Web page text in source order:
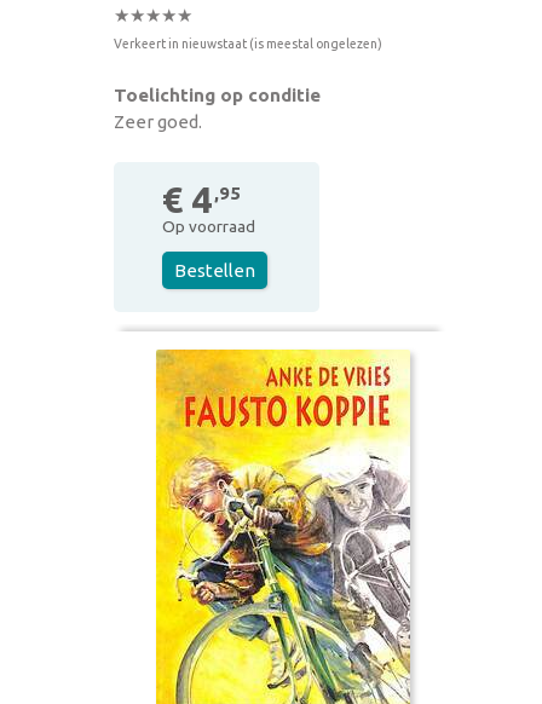
★★★★★
Verkeert in nieuwstaat (is meestal ongelezen)
Toelichting op conditie
Zeer goed.
€ 4,95
Op voorraad
Bestellen